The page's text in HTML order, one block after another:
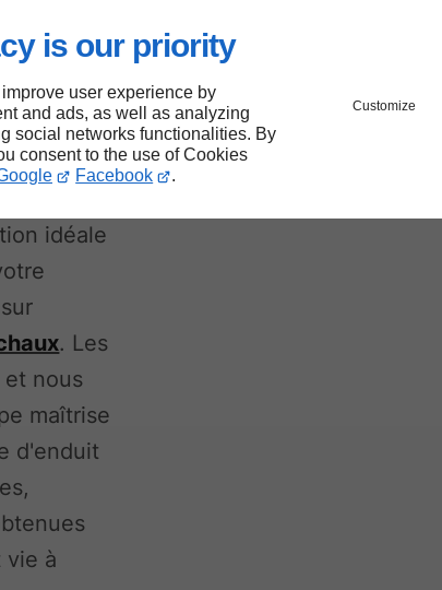
is our priority
user experience by
and ads, as well as analyzing
social networks functionalities. By
consent to the use of Cookies
Facebook .
Customize
idéale
. Les
nous
maîtrise
d'enduit
vie à